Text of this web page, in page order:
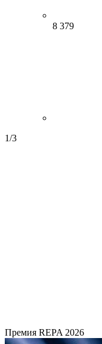
8 379
1/3
Премия REPA 2026